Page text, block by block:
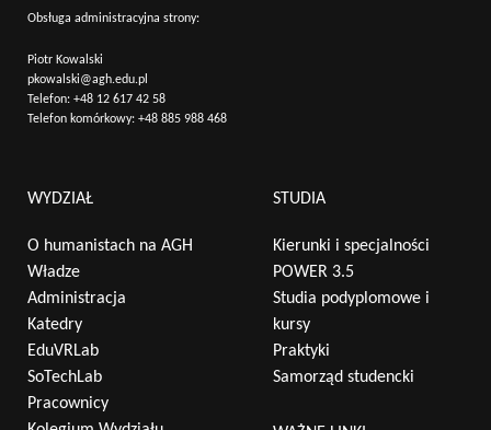
Obsługa administracyjna strony:
Piotr Kowalski
pkowalski@agh.edu.pl
Telefon: +48 12 617 42 58
Telefon komórkowy: +48 885 988 468
WYDZIAŁ
O humanistach na AGH
Władze
Administracja
Katedry
EduVRLab
SoTechLab
Pracownicy
STUDIA
Kierunki i specjalności
POWER 3.5
Studia podyplomowe i
kursy
Praktyki
Samorząd studencki
Wyszukaj na stronie: